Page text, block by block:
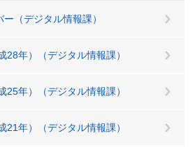
（デジタル情報課）
28年）（デジタル情報課）
25年）（デジタル情報課）
21年）（デジタル情報課）